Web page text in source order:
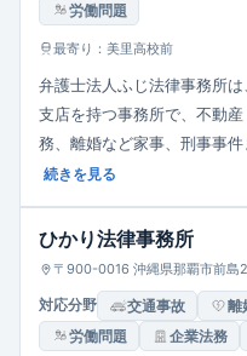
労働問題
最寄り：美里高校前
弁護士法人ふじ法律事務所
支店を持つ事務所で、不動
務、離婚など家事、刑事事
は藤田雄士・郷原隆・桜井
す。まずは相談から始めるス
整備されています。
続きを見る
ひかり法律事務所
〒900-0016 沖縄県那覇市前島
対応分野 交通事故 離
労働問題
企業法務